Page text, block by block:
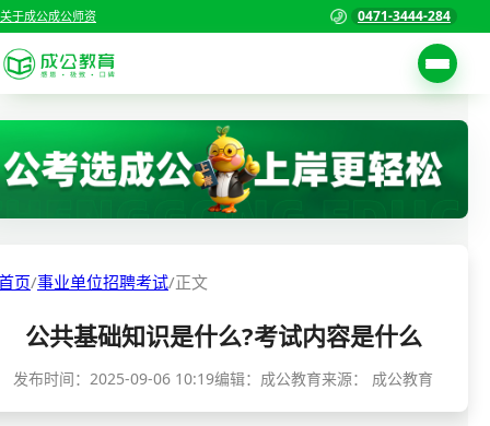
关于成公成公师资 0471-3444-284
考试公告
职位表
准考证打印
考试政策
成绩查询
首页
国家公务员考试
警察/辅警考试
页/事业单位招聘考试/正文
公共基础知识是什么?考试内容是什么
发布时间： 2025-09-06 10:19编辑：成公教育来源： 成公教育